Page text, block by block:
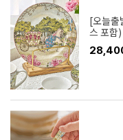
[오늘출
스 포함)